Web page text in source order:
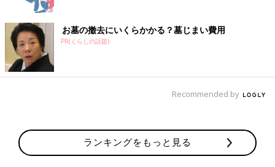
お墓の撤去にいくらかかる？墓じまい費用
PR(くらしの話題)
Recommended by
ランキングをもっと見る